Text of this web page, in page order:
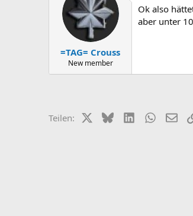
=TAG= Crouss
New member
Ok also
aber unter
Teilen: X (Twitter)
BlueskyLinkedIn E-